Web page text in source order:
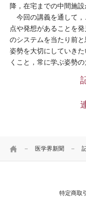
HOME 医学界新聞
降，在宅までの中間施
今回の講義を通して，
点や発想があることを
のシステムを当たり前
姿勢を大切にしていき
くこと，常に学ぶ姿勢
特定商取